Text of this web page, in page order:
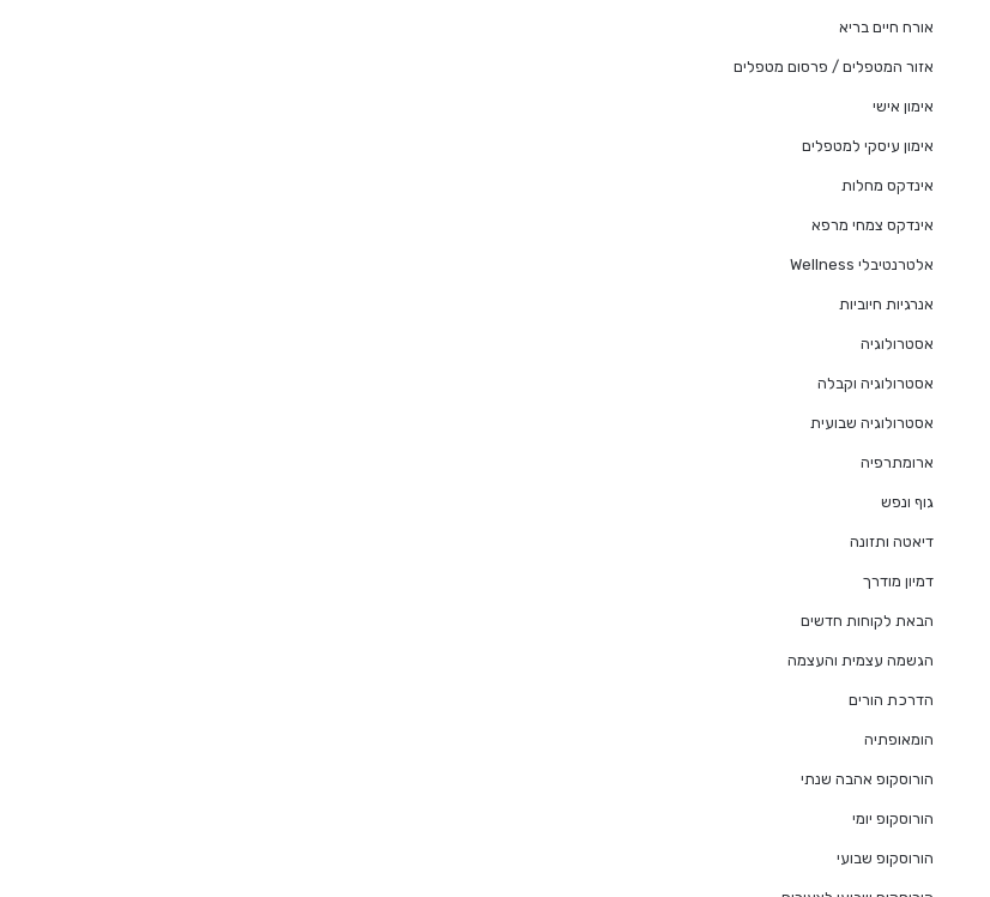
אורח חיים בריא
אזור המטפלים / פרסום מטפלים
אימון אישי
אימון עיסקי למטפלים
אינדקס מחלות
אינדקס צמחי מרפא
אלטרנטיבלי Wellness
אנרגיות חיוביות
אסטרולוגיה
אסטרולוגיה וקבלה
אסטרולוגיה שבועית
ארומתרפיה
גוף ונפש
דיאטה ותזונה
דמיון מודרך
הבאת לקוחות חדשים
הגשמה עצמית והעצמה
הדרכת הורים
הומאופתיה
הורוסקופ אהבה שנתי
הורוסקופ יומי
הורוסקופ שבועי